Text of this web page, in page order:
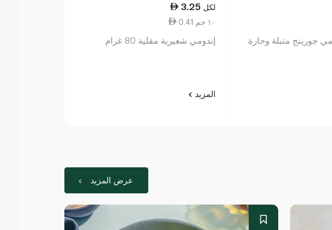
جورينج متبلة وحارة
3.25 لكل
0.41 ١٠ جم
إندومي شعيرية مقلية 80 غرام
المزيد
عرض المزيد